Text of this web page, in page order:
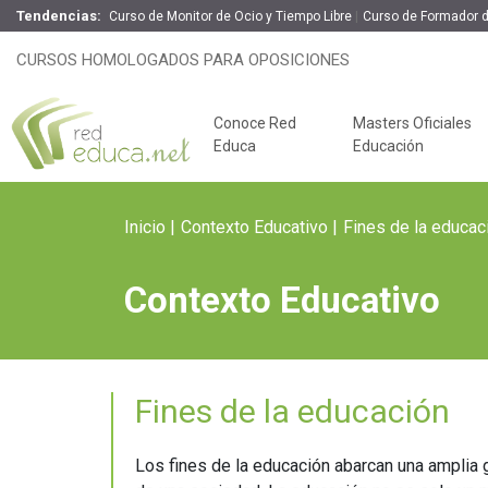
Tendencias: Curso de Monitor de Ocio y Tiempo Libre Curso de Formador
CURSOS HOMOLOGADOS PARA OPOSICIONES
Conoce Red
Educa
Masters Oficiales
Educación
Claves del éxito
Oposiciones de
Inicio Contexto Educativo Fines de la
Contexto Educativo
Fines de la educación
Los fines de la educación abarcan una